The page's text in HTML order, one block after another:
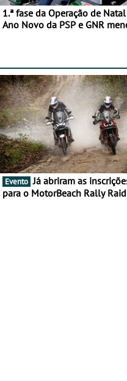
1.ª fase da Operação de
Ano Novo da PSP e GNR
Evento Já abriram as inscrições
para o MotorBeach Rally Raid